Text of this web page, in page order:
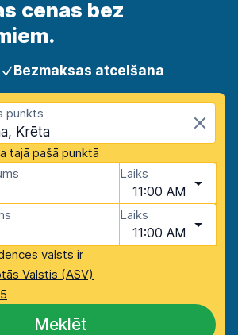
cenas bez
Bezmaksas atcelšana
punkts
Krēta
tajā pašā punktā
Laiks
11:00 AM
Laiks
11:00 AM
valsts ir
Valstis (ASV)
Meklēt